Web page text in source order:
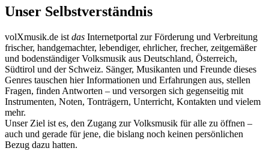
Unser Selbstverständnis
volXmusik.de ist das Internetportal zur Förderung und Verbreitung
frischer, handgemachter, lebendiger, ehrlicher, frecher, zeitgemäßer
und bodenständiger Volksmusik aus Deutschland, Österreich,
Südtirol und der Schweiz. Sänger, Musikanten und Freunde dieses
Genres tauschen hier Informationen und Erfahrungen aus, stellen
Fragen, finden Antworten – und versorgen sich gegenseitig mit
Instrumenten, Noten, Tonträgern, Unterricht, Kontakten und vielem
mehr.
Unser Ziel ist es, den Zugang zur Volksmusik für alle zu öffnen –
auch und gerade für jene, die bislang noch keinen persönlichen
Bezug dazu hatten.